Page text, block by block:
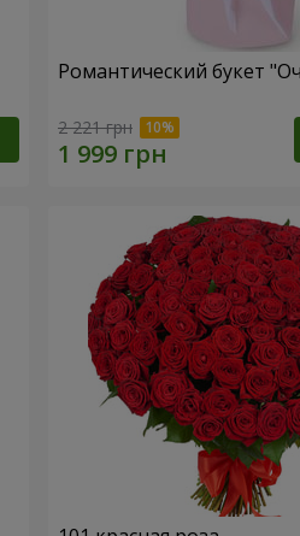
Романтический букет
2 221 грн